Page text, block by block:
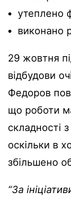
утеплено
виконано
29 жовтня
відбудови
Федоров
що роботи
складності
оскільки в
збільшено
“За